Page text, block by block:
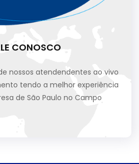
CONOSCO
nossos atendendentes ao vivo
tendo a melhor experiência
de São Paulo no Campo